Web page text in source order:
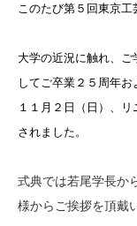
このたび第５回東京工
大学の近況に触れ、
してご卒業２５周年
１１月２日（日）、
されました。
式典では若尾学長か
様からご挨拶を頂戴